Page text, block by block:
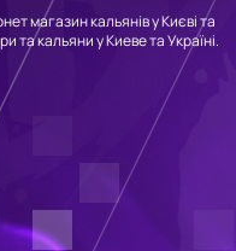
магазин кальянів у Києві та
та кальяни у Киеве та Україні.